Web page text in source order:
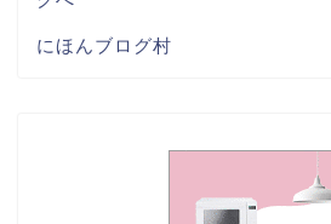
にほんブログ村